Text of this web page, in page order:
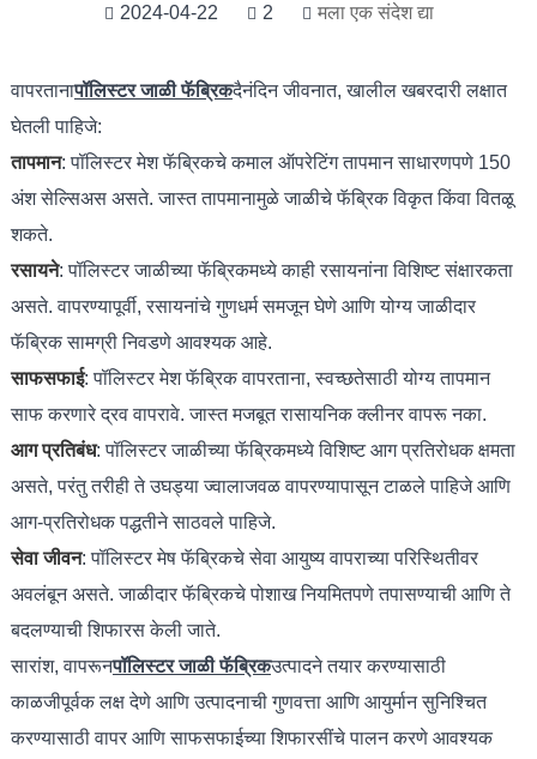
2024-04-22 2 मला एक संदेश द्या
वापरतानापॉलिस्टर जाळी फॅब्रिकदैनंदिन जीवनात, खालील खबरदारी लक्षात
घेतली पाहिजे:
तापमान: पॉलिस्टर मेश फॅब्रिकचे कमाल ऑपरेटिंग तापमान साधारणपणे 150
अंश सेल्सिअस असते. जास्त तापमानामुळे जाळीचे फॅब्रिक विकृत किंवा वितळू
शकते.
रसायने: पॉलिस्टर जाळीच्या फॅब्रिकमध्ये काही रसायनांना विशिष्ट संक्षारकता
असते. वापरण्यापूर्वी, रसायनांचे गुणधर्म समजून घेणे आणि योग्य जाळीदार
फॅब्रिक सामग्री निवडणे आवश्यक आहे.
साफसफाई: पॉलिस्टर मेश फॅब्रिक वापरताना, स्वच्छतेसाठी योग्य तापमान
साफ ​​करणारे द्रव वापरावे. जास्त मजबूत रासायनिक क्लीनर वापरू नका.
आग प्रतिबंध: पॉलिस्टर जाळीच्या फॅब्रिकमध्ये विशिष्ट आग प्रतिरोधक क्षमता
असते, परंतु तरीही ते उघड्या ज्वालाजवळ वापरण्यापासून टाळले पाहिजे आणि
आग-प्रतिरोधक पद्धतीने साठवले पाहिजे.
सेवा जीवन: पॉलिस्टर मेष फॅब्रिकचे सेवा आयुष्य वापराच्या परिस्थितीवर
अवलंबून असते. जाळीदार फॅब्रिकचे पोशाख नियमितपणे तपासण्याची आणि ते
बदलण्याची शिफारस केली जाते.
सारांश, वापरूनपॉलिस्टर जाळी फॅब्रिकउत्पादने तयार करण्यासाठी
काळजीपूर्वक लक्ष देणे आणि उत्पादनाची गुणवत्ता आणि आयुर्मान सुनिश्चित
करण्यासाठी वापर आणि साफसफाईच्या शिफारसींचे पालन करणे आवश्यक